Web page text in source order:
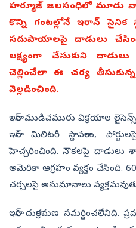
హర్మూజ్‌ జలసంధిలో మూడు
కొన్ని గంటల్లోనే ఇరాన్‌
సదుపాయాలపై దాడులు
లక్ష్యంగా చేసుకుని
చెల్లించేలా ఈ చర్య
వెల్లడించింది.
ఇరాన్‌ ముడిచమురు విక్రయాల
ఇరాన్‌ మిలిటరీ స్థావరాలు,
హెచ్చరించింది. నౌకలపై దాడులు
అమెరికా ఆగ్రహం వ్యక్తం చేసింది.
చర్చలపై అనుమానాలు
ఇరాన్ దురాక్రమణ సమర్థించలేనిది.